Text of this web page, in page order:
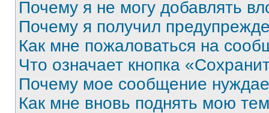
Почему я не могу добавлять
Почему я получил
Как мне пожаловаться на
Что означает кнопка
Почему мое сообщение
Как мне вновь поднять мою